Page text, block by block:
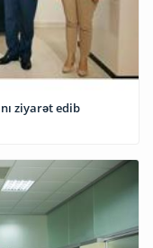
ziyarət edib